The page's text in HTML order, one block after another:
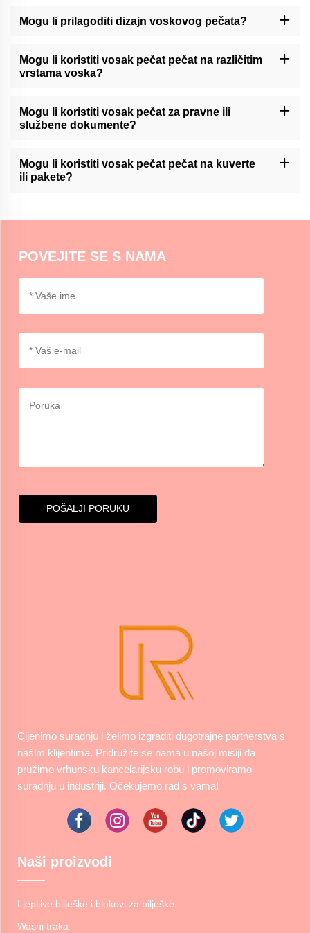
Mogu li prilagoditi dizajn voskovog pečata?
pečat pečat. Molimo vas da kontaktirate našu podršku ili provjerite
našu web stranicu za dostupne usluge prilagođavanja.
Mogu li koristiti vosak pečat pečat na različitim
vrstama voska?
vrstama pečatnog voska, uključujući tradicionalne vosne štapove
ili moderni ljepljivi vosak.
Mogu li koristiti vosak pečat za pravne ili
službene dokumente?
ili službenim dokumentima. Međutim, preporučuje se poštovanje
posebnih propisa ili smjernica u vezi s pečatima za takve
dokumente.
Mogu li koristiti vosak pečat pečat na kuverte
ili pakete?
potrebno dodatno ljepilno ili trake.
POVEJITE SE S NAMA
POŠALJI PORUKU
Cijenimo suradnju i želimo izgraditi dugotrajne partnerstva s
našim klijentima. Pridružite se nama u našoj misiji da
pružimo vrhunsku kancelarijsku robu i promoviramo
suradnju u industriji. Očekujemo rad s vama!
Naši proizvodi
Ljepljive bilješke i blokovi za bilješke
Washi traka